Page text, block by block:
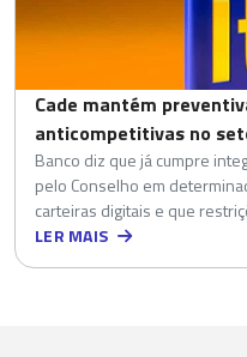
Cade mantém
anticompetitivas no
Banco diz que já cumpre
pelo Conselho em
carteiras digitais e que
LER MAIS